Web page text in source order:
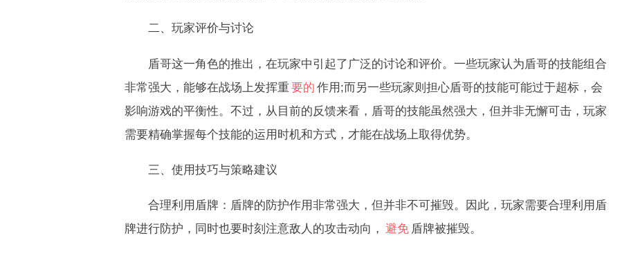
二、玩家评价与讨论
盾哥这一角色的推出，在玩家中引起了广泛的讨论和评价。一些玩家认为盾哥的技能组合
非常强大，能够在战场上发挥重要的 作用;而另一些玩家则担心盾哥的技能可能过于超标，会
影响游戏的平衡性。不过，从目前的反馈来看，盾哥的技能虽然强大，但并非无懈可击，玩家
需要精确掌握每个技能的运用时机和方式，才能在战场上取得优势。
三、使用技巧与策略建议
合理利用盾牌：盾牌的防护作用非常强大，但并非不可摧毁。因此，玩家需要合理利用盾
牌进行防护，同时也要时刻注意敌人的攻击动向， 避免 盾牌被摧毁。